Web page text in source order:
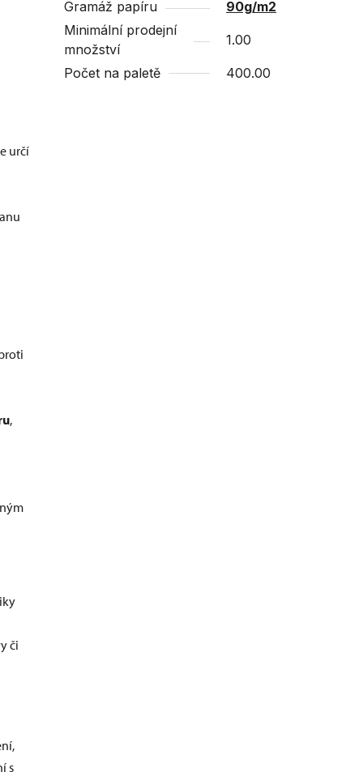
určí
,
či
s
Gramáž papíru
90g/m2
Minimální prodejní
množství
1.00
Počet na paletě 400.00